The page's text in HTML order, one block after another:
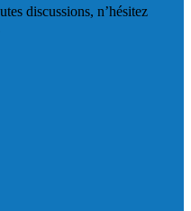
discussions, n’hésitez